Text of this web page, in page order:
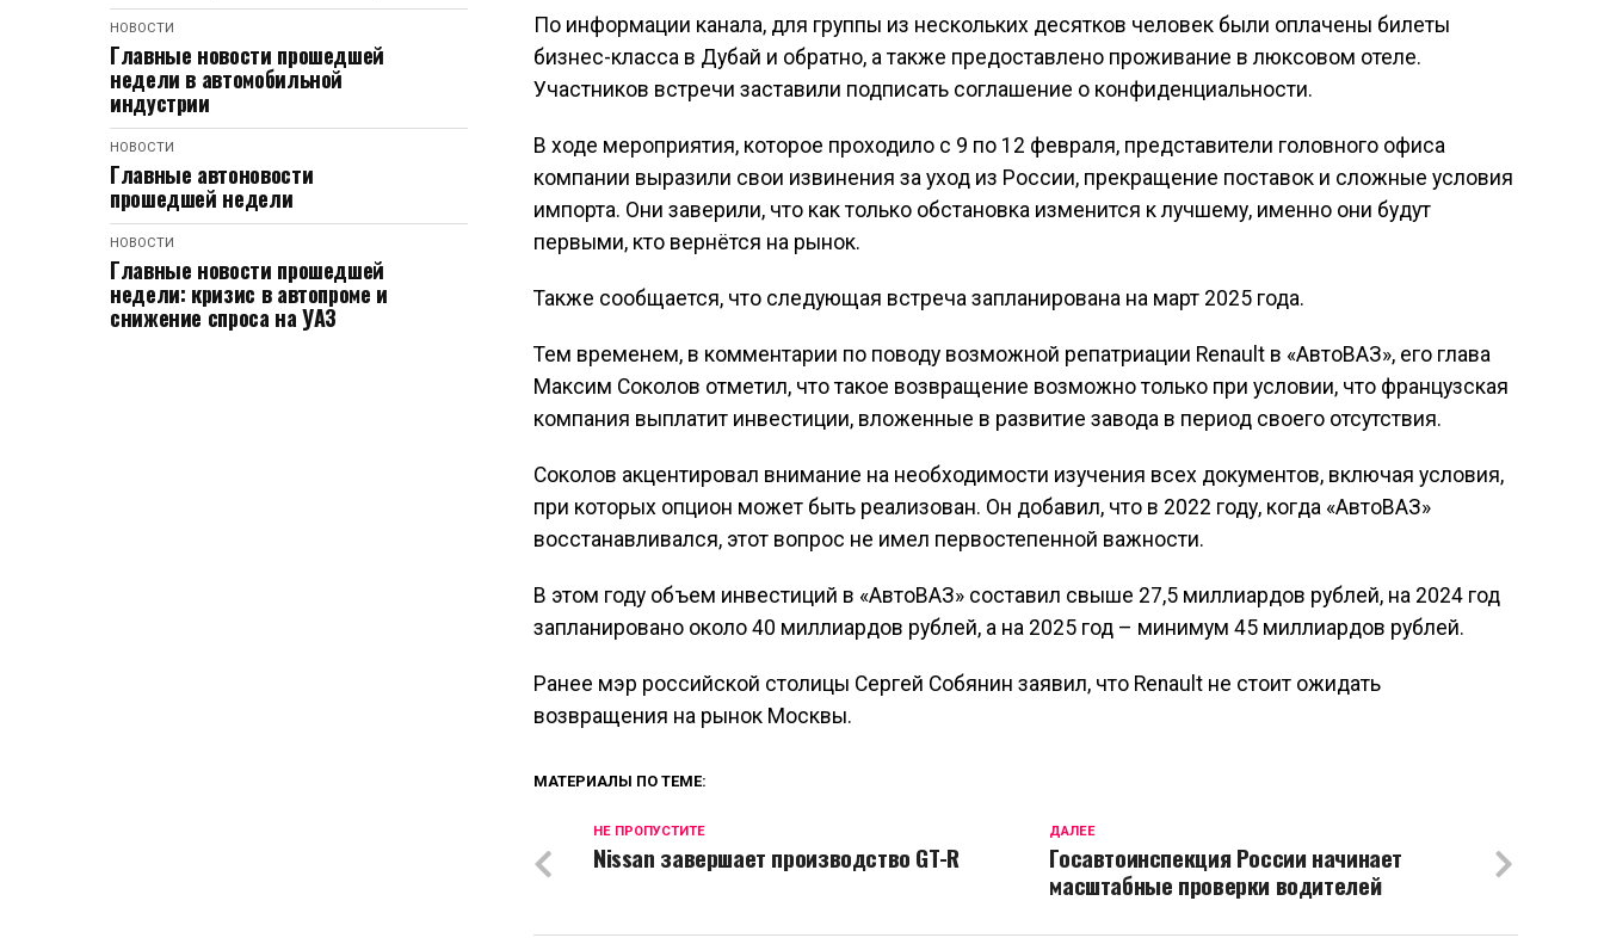
НОВОСТИ
Главные новости прошедшей
недели в автомобильной
индустрии
НОВОСТИ
Главные автоновости
прошедшей недели
НОВОСТИ
Главные новости прошедшей
недели: кризис в автопроме и
снижение спроса на УАЗ
По информации канала, для группы из нескольких десятков человек были оплачены билеты
бизнес-класса в Дубай и обратно, а также предоставлено проживание в люксовом отеле.
Участников встречи заставили подписать соглашение о конфиденциальности.
В ходе мероприятия, которое проходило с 9 по 12 февраля, представители головного офиса
компании выразили свои извинения за уход из России, прекращение поставок и сложные условия
импорта. Они заверили, что как только обстановка изменится к лучшему, именно они будут
первыми, кто вернётся на рынок.
Также сообщается, что следующая встреча запланирована на март 2025 года.
Тем временем, в комментарии по поводу возможной репатриации Renault в «АвтоВАЗ», его глава
Максим Соколов отметил, что такое возвращение возможно только при условии, что французская
компания выплатит инвестиции, вложенные в развитие завода в период своего отсутствия.
Соколов акцентировал внимание на необходимости изучения всех документов, включая условия,
при которых опцион может быть реализован. Он добавил, что в 2022 году, когда «АвтоВАЗ»
восстанавливался, этот вопрос не имел первостепенной важности.
В этом году объем инвестиций в «АвтоВАЗ» составил свыше 27,5 миллиардов рублей, на 2024 год
запланировано около 40 миллиардов рублей, а на 2025 год – минимум 45 миллиардов рублей.
Ранее мэр российской столицы Сергей Собянин заявил, что Renault не стоит ожидать
возвращения на рынок Москвы.
МАТЕРИАЛЫ ПО ТЕМЕ:
ДАЛЕЕ
Госавтоинспекция России начинает
масштабные проверки водителей
НЕ ПРОПУСТИТЕ
Nissan завершает производство GT-R